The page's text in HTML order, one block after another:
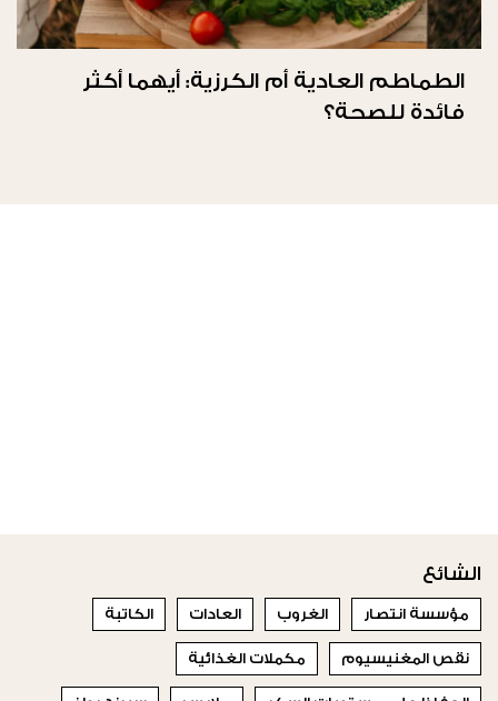
الطماطم العادية أم الكرزية: أيهما أكثر
فائدة للصحة؟
الشائع
مؤسسة انتصار الغروب العادات الكاتبة
نقص المغنيسيوم مكملات الغذائية